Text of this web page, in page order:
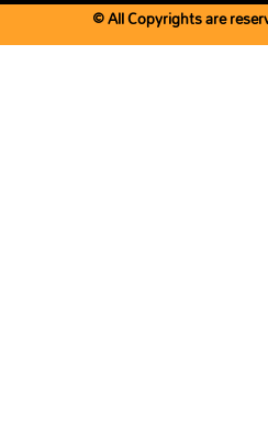
© All Copyrights are